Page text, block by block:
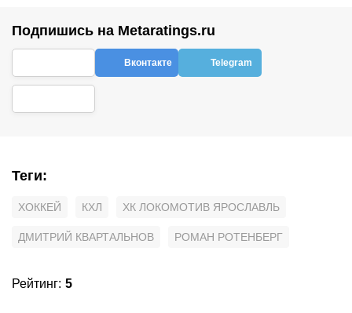
Подпишись на Metaratings.ru
Вконтакте Telegram
Теги:
ХОККЕЙ КХЛ ХК ЛОКОМОТИВ ЯРОСЛАВЛЬ
ДМИТРИЙ КВАРТАЛЬНОВ РОМАН РОТЕНБЕРГ
Рейтинг: 5